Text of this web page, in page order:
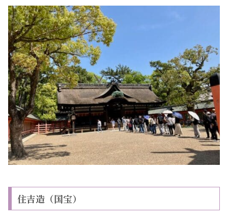
住吉造（国宝）